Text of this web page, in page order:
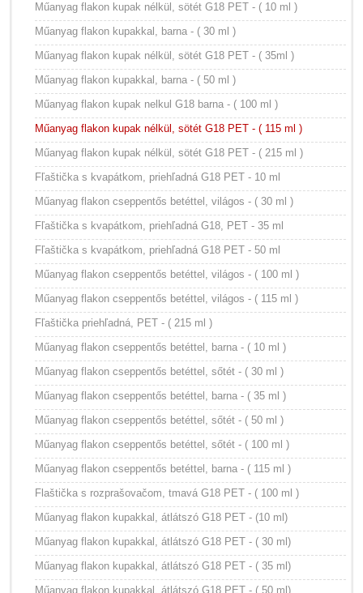
Műanyag flakon kupak nélkül, sötét G18 PET - ( 10 ml )
Műanyag flakon kupakkal, barna - ( 30 ml )
Műanyag flakon kupak nélkül, sötét G18 PET - ( 35ml )
Műanyag flakon kupakkal, barna - ( 50 ml )
Műanyag flakon kupak nelkul G18 barna - ( 100 ml )
Műanyag flakon kupak nélkül, sötét G18 PET - ( 115 ml )
Műanyag flakon kupak nélkül, sötét G18 PET - ( 215 ml )
Fľaštička s kvapátkom, priehľadná G18 PET - 10 ml
Műanyag flakon cseppentős betéttel, világos - ( 30 ml )
Fľaštička s kvapátkom, priehľadná G18, PET - 35 ml
Fľaštička s kvapátkom, priehľadná G18 PET - 50 ml
Műanyag flakon cseppentős betéttel, világos - ( 100 ml )
Műanyag flakon cseppentős betéttel, világos - ( 115 ml )
Fľaštička priehľadná, PET - ( 215 ml )
Műanyag flakon cseppentős betéttel, barna - ( 10 ml )
Műanyag flakon cseppentős betéttel, sőtét - ( 30 ml )
Műanyag flakon cseppentős betéttel, barna - ( 35 ml )
Műanyag flakon cseppentős betéttel, sőtét - ( 50 ml )
Műanyag flakon cseppentős betéttel, sőtét - ( 100 ml )
Műanyag flakon cseppentős betéttel, barna - ( 115 ml )
Flaštička s rozprašovačom, tmavá G18 PET - ( 100 ml )
Műanyag flakon kupakkal, átlátszó G18 PET - (10 ml)
Műanyag flakon kupakkal, átlátszó G18 PET - ( 30 ml)
Műanyag flakon kupakkal, átlátszó G18 PET - ( 35 ml)
Műanyag flakon kupakkal, átlátszó G18 PET - ( 50 ml)